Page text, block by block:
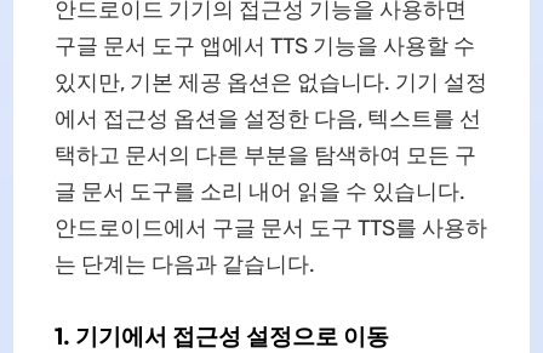
안드로이드 기기의 접근성 기능을 사용하면
구글 문서 도구 앱에서 TTS 기능을 사용할 수
있지만, 기본 제공 옵션은 없습니다. 기기 설정
에서 접근성 옵션을 설정한 다음, 텍스트를 선
택하고 문서의 다른 부분을 탐색하여 모든 구
글 문서 도구를 소리 내어 읽을 수 있습니다.
안드로이드에서 구글 문서 도구 TTS를 사용하
는 단계는 다음과 같습니다.
1. 기기에서 접근성 설정으로 이동